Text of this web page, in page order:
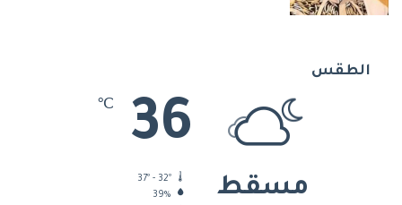
الطقس
مسقط
36
℃
37º - 32º
39%